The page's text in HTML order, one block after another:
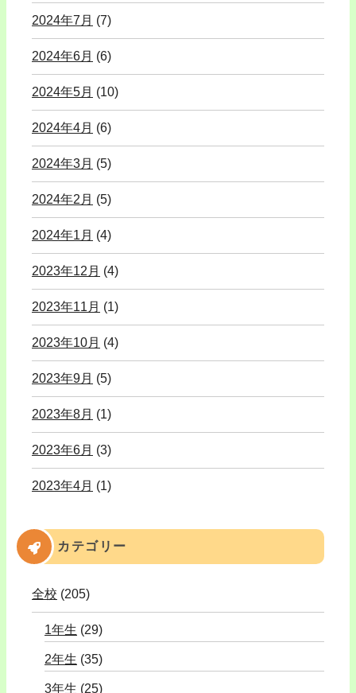
2024年7月 (7)
2024年6月 (6)
2024年5月 (10)
2024年4月 (6)
2024年3月 (5)
2024年2月 (5)
2024年1月 (4)
2023年12月 (4)
2023年11月 (1)
2023年10月 (4)
2023年9月 (5)
2023年8月 (1)
2023年6月 (3)
2023年4月 (1)
カテゴリー
全校 (205)
1年生 (29)
2年生 (35)
3年生 (25)